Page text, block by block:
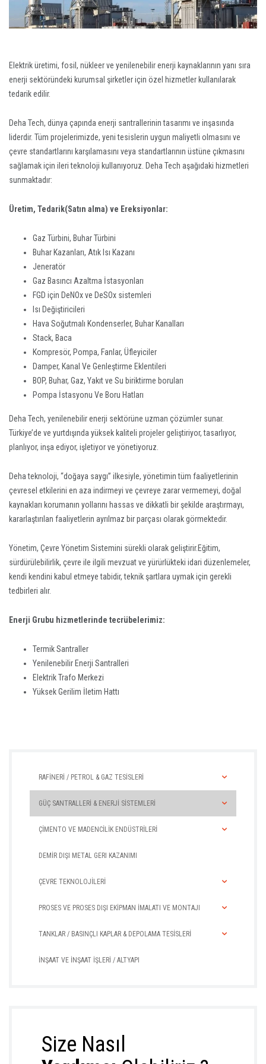
Elektrik üretimi, fosil, nükleer ve yenilenebilir enerji kaynaklarının yanı sıra
enerji sektöründeki kurumsal şirketler için özel hizmetler kullanılarak
tedarik edilir.
Deha Tech, dünya çapında enerji santrallerinin tasarımı ve inşasında
liderdir. Tüm projelerimizde, yeni tesislerin uygun maliyetli olmasını ve
çevre standartlarını karşılamasını veya standartlarının üstüne çıkmasını
sağlamak için ileri teknoloji kullanıyoruz. Deha Tech aşağıdaki hizmetleri
sunmaktadır:
Üretim, Tedarik(Satın alma) ve Ereksiyonlar:
Gaz Türbini, Buhar Türbini
Buhar Kazanları, Atık Isı Kazanı
Jeneratör
Gaz Basıncı Azaltma İstasyonları
FGD için DeNOx ve DeSOx sistemleri
Isı Değiştiricileri
Hava Soğutmalı Kondenserler, Buhar Kanalları
Stack, Baca
Kompresör, Pompa, Fanlar, Üfleyiciler
Damper, Kanal Ve Genleştirme Eklentileri
BOP, Buhar, Gaz, Yakıt ve Su biriktirme boruları
Pompa İstasyonu Ve Boru Hatları
Deha Tech, yenilenebilir enerji sektörüne uzman çözümler sunar.
Türkiye’de ve yurtdışında yüksek kaliteli projeler geliştiriyor, tasarlıyor,
planlıyor, inşa ediyor, işletiyor ve yönetiyoruz.
Deha teknoloji, “doğaya saygı” ilkesiyle, yönetimin tüm faaliyetlerinin
çevresel etkilerini en aza indirmeyi ve çevreye zarar vermemeyi, doğal
kaynakları korumanın yollarını hassas ve dikkatli bir şekilde araştırmayı,
kararlaştırılan faaliyetlerin ayrılmaz bir parçası olarak görmektedir.
Yönetim, Çevre Yönetim Sistemini sürekli olarak geliştirir.Eğitim,
sürdürülebilirlik, çevre ile ilgili mevzuat ve yürürlükteki idari düzenlemeler,
kendi kendini kabul etmeye tabidir, teknik şartlara uymak için gerekli
tedbirleri alır.
Enerji Grubu hizmetlerinde tecrübelerimiz:
Termik Santraller
Yenilenebilir Enerji Santralleri
Elektrik Trafo Merkezi
Yüksek Gerilim İletim Hattı
RAFİNERİ / PETROL & GAZ TESİSLERİ
GÜÇ SANTRALLERİ & ENERJİ SİSTEMLERİ
ÇİMENTO VE MADENCİLİK ENDÜSTRİLERİ
DEMİR DIŞI METAL GERI KAZANIMI
ÇEVRE TEKNOLOJİLERİ
PROSES VE PROSES DIŞI EKİPMAN İMALATI VE MONTAJI
TANKLAR / BASINÇLI KAPLAR & DEPOLAMA TESİSLERİ
İNŞAAT VE İNŞAAT İŞLERİ / ALTYAPI
Size Nasıl